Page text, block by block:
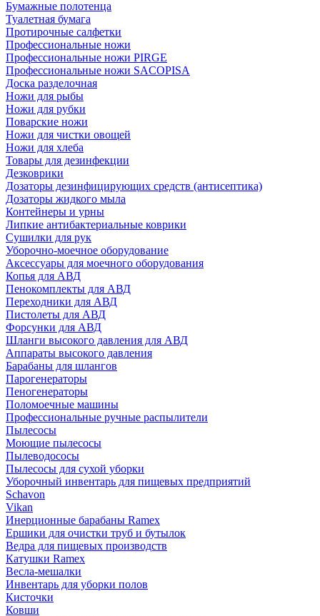
Бумажные полотенца
Туалетная бумага
Протирочные салфетки
Профессиональные ножи
Профессиональные ножи PIRGE
Профессиональные ножи SACOPISA
Доска разделочная
Ножи для рыбы
Ножи для рубки
Поварские ножи
Ножи для чистки овощей
Ножи для хлеба
Товары для дезинфекции
Дезковрики
Дозаторы дезинфицирующих средств (антисептика)
Дозаторы жидкого мыла
Контейнеры и урны
Липкие антибактериальные коврики
Сушилки для рук
Уборочно-моечное оборудование
Аксессуары для моечного оборудования
Копья для АВД
Пенокомплекты для АВД
Переходники для АВД
Пистолеты для АВД
Форсунки для АВД
Шланги высокого давления для АВД
Аппараты высокого давления
Барабаны для шлангов
Парогенераторы
Пеногенераторы
Поломоечные машины
Профессиональные ручные распылители
Пылесосы
Моющие пылесосы
Пылеводососы
Пылесосы для сухой уборки
Уборочный инвентарь для пищевых предприятий
Schavon
Vikan
Инерционные барабаны Ramex
Ершики для очистки труб и бутылок
Ведра для пищевых производств
Катушки Ramex
Весла-мешалки
Инвентарь для уборки полов
Кисточки
Ковши